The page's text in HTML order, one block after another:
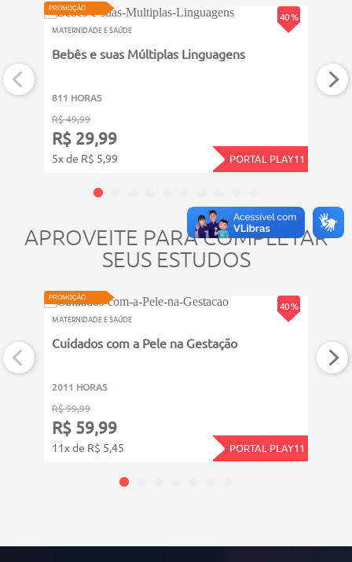
40 %
PROMOÇÃO
MATERNIDADE E SAÚDE
Bebês e suas Múltiplas Linguagens
811 HORAS
R$ 49,99
R$ 29,99
5x de R$ 5,99 PORTAL PLAY11
311
APROVEITE PARA COMPLETAR
SEUS ESTUDOS
40 %
PROMOÇÃO
MATERNIDADE E SAÚDE
Cuidados com a Pele na Gestação
2011 HORAS
R$ 99,99
R$ 59,99
11x de R$ 5,45 PORTAL PLAY11